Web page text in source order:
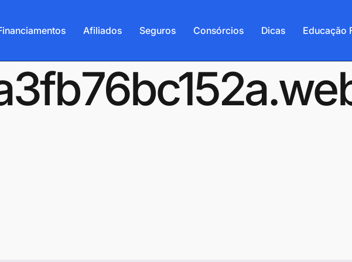
Afiliados Seguros Consórcios Dicas Educação